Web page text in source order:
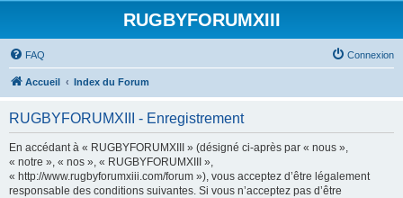
RUGBYFORUMXIII
FAQ Connexion
Accueil Index du Forum
RUGBYFORUMXIII - Enregistrement
En accédant à « RUGBYFORUMXIII » (désigné ci-après par « nous »,
« notre », « nos », « RUGBYFORUMXIII »,
« http://www.rugbyforumxiii.com/forum »), vous acceptez d’être légalement
responsable des conditions suivantes. Si vous n’acceptez pas d’être